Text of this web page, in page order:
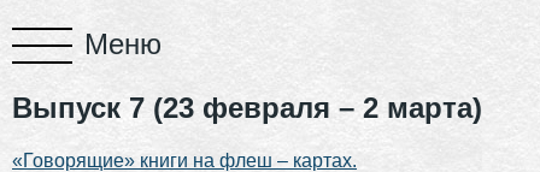
Выпуск 7 (23 февраля – 2 марта)
«Говорящие» книги на флеш – картах.